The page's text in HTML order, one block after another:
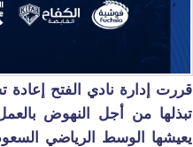
قررت إدارة نادي الفتح
تبذلها من أجل النهوض
يعيشها الوسط الرياضي